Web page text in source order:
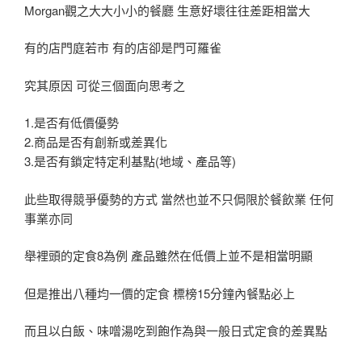
Morgan觀之大大小小的餐廳 生意好壞往往差距相當大
有的店門庭若市 有的店卻是門可羅雀
究其原因 可從三個面向思考之
1.是否有低價優勢
2.商品是否有創新或差異化
3.是否有鎖定特定利基點(地域、產品等)
此些取得競爭優勢的方式 當然也並不只侷限於餐飲業 任何
事業亦同
舉裡頭的定食8為例 產品雖然在低價上並不是相當明顯
但是推出八種均一價的定食 標榜15分鐘內餐點必上
而且以白飯、味噌湯吃到飽作為與一般日式定食的差異點